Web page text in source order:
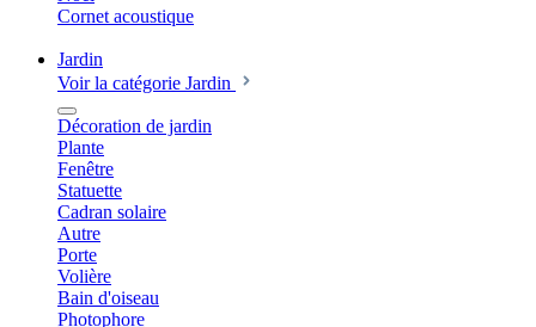
Cornet acoustique
Jardin
Voir la catégorie Jardin
Décoration de jardin
Plante
Fenêtre
Statuette
Cadran solaire
Autre
Porte
Volière
Bain d'oiseau
Photophore